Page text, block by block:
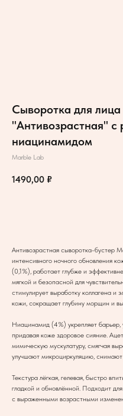
Сыворотка для
"Антивозрастная" с
ниацинамидом
Marble Lab
1490,00 ₽
Антивозрастная сыворотка-бустер
интенсивного ночного обновления
(0,1%), работает глубже и
мягкой и безопасной для
стимулирует выработку коллагена и
кожи, сокращает глубину морщин и
Ниацинамид (4%) укрепляет барьер,
придавая коже здоровое сияние.
мимическую мускулатуру, смягчая
улучшают микроциркуляцию, снимают
Текстура лёгкая, гелевая, быстро
гладкой и обновлённой. Подходит
с выраженными возрастными